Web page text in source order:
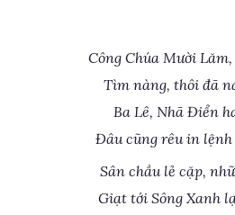
Công Chúa Mười
Tìm nàng, thôi đã
Ba Lê, Nhã Điển
Đâu cũng rêu in
Sân chầu lẻ cặp,
Giạt tới Sông Xanh